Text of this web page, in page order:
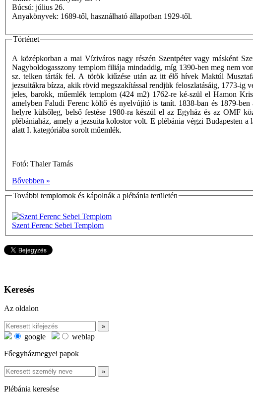
Búcsú: július 26.
Anyakönyvek: 1689-től, használható állapotban 1929-től.
Történet
A középkorban a mai Víziváros nagy részén Szentpéter vagy másként
Nagyboldogasszony templom filiája mindaddig, míg 1390-ben meg nem
sz. telken tárták fel. A török kiűzése után az itt élő hívek Maktúl
jezsuitákra bízza, akik rövid megszakítással rendjük feloszlatásáig, 1773-
jeles, barokk, műemlék templom (424 m2) 1762-re ké-szül el Hamon
amelyben Faludi Ferenc költő és nyelvújító is tanít. 1838-ban és 1879-
helyre külsőleg, belső festése 1980-ra készül el az Egyház és az OMF
plébániaház, amely a jezsuita kolostor volt. E plébánia végzi Budapesten
alatt I. kategóriába sorolt műemlék.
Fotó: Thaler Tamás
Bővebben »
További templomok és kápolnák a plébánia területén
Szent Ferenc Sebei Templom
Keresés
Az oldalon
google
weblap
Főegyházmegyei papok
Plébánia keresése